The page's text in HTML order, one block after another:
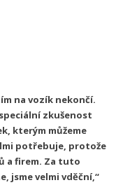
na vozík nekončí.
zkušenost
kterým můžeme
potřebuje, protože
a firem. Za tuto
jsme velmi vděční,“